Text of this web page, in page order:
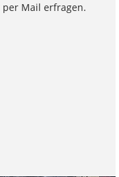
Mail erfragen.